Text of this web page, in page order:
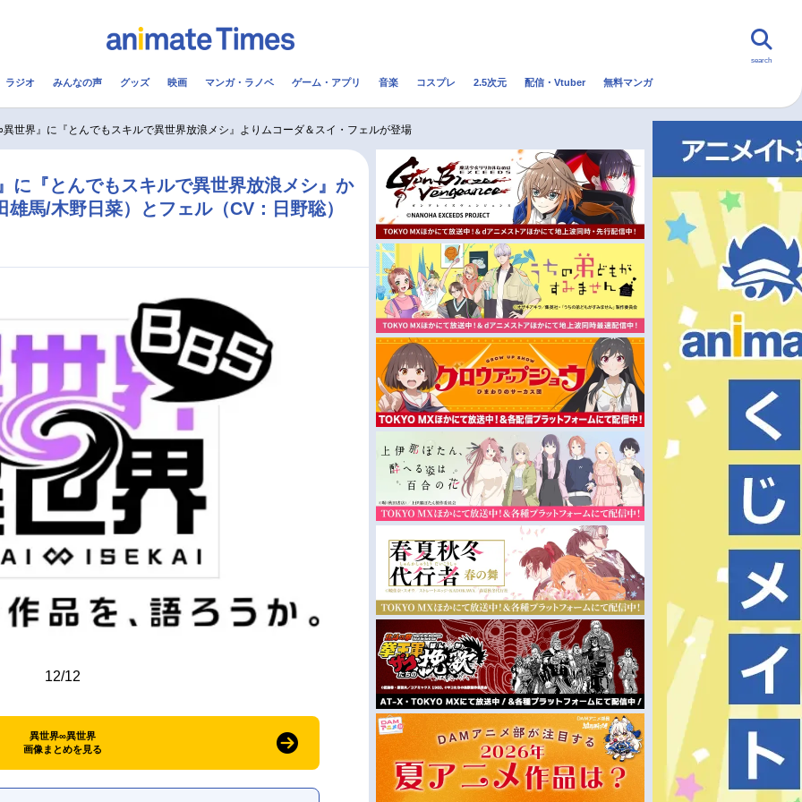
コスプレ 2.5次元 配信・Vtuber トレンド 無料マンガ
男性声優/女性声優一覧
今期アニメ曜日別一覧 秋アニメ
冬アニメ
FOLLOW US
search
ラジオ みんなの声 グッズ 映画 マンガ・ラノベ ゲーム・アプリ 音楽 コスプレ 2.5次元 配信・Vtuber 無料マンガ
世界』に『とんでもスキルで異世界放浪メシ』よりムコーダ＆スイ・フェルが登場
に『とんでもスキルで異世界放浪メシ』か
馬/木野日菜）とフェル（CV：日野聡）
12/12
異世界∞異世界
画像まとめを見る